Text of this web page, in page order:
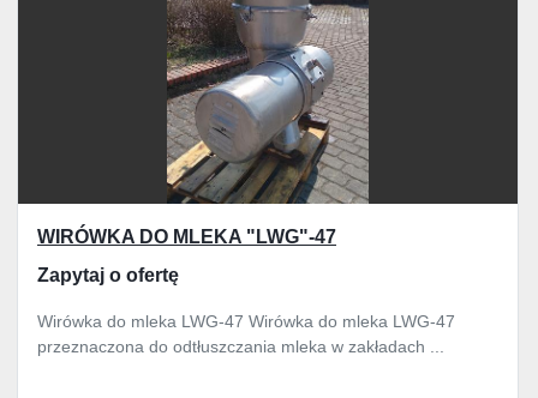
WIRÓWKA DO MLEKA "LWG"-47
Zapytaj o ofertę
Wirówka do mleka LWG-47 Wirówka do mleka LWG-47
przeznaczona do odtłuszczania mleka w zakładach ...